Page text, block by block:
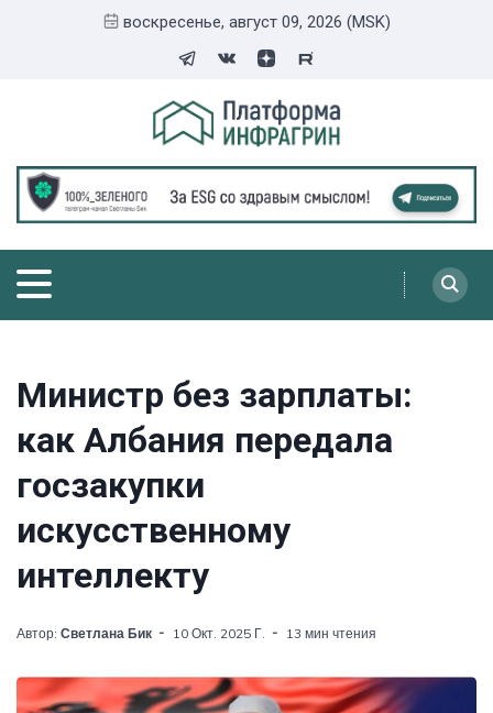
воскресенье, август 09, 2026 (MSK)
Министр без зарплаты:
как Албания передала
госзакупки
искусственному
интеллекту
Автор: Светлана Бик 10 Окт. 2025 Г. 13 мин чтения